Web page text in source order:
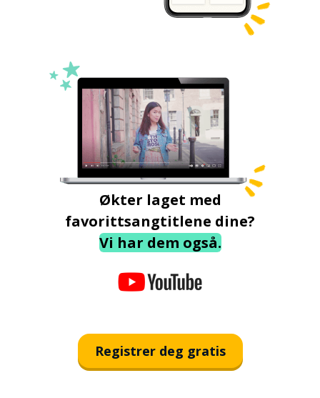
Økter laget med
favorittsangtitlene dine?
Vi har dem også.
Registrer deg gratis